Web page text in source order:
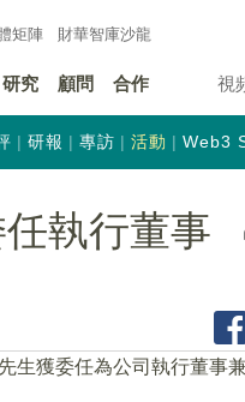
矩陣 財華智庫沙龍
研究 顧問 合作 視
研報 專訪 活動 Web3
執行董事
生獲委任為公司執行董事